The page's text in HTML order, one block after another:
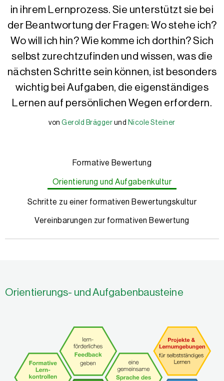
in ihrem Lernprozess. Sie unterstützt sie bei
der Beantwortung der Fragen: Wo stehe ich?
Wo will ich hin? Wie komme ich dorthin? Sich
selbst zurechtzufinden und wissen, was die
nächsten Schritte sein können, ist besonders
wichtig bei Aufgaben, die eigenständiges
Lernen auf persönlichen Wegen erfordern.
vonGerold Brägger und Nicole Steiner
Formative Bewertung
Orientierung und Aufgabenkultur
Schritte zu einer formativen Bewertungskultur
Vereinbarungen zur formativen Bewertung
Orientierungs- und Aufgabenbausteine